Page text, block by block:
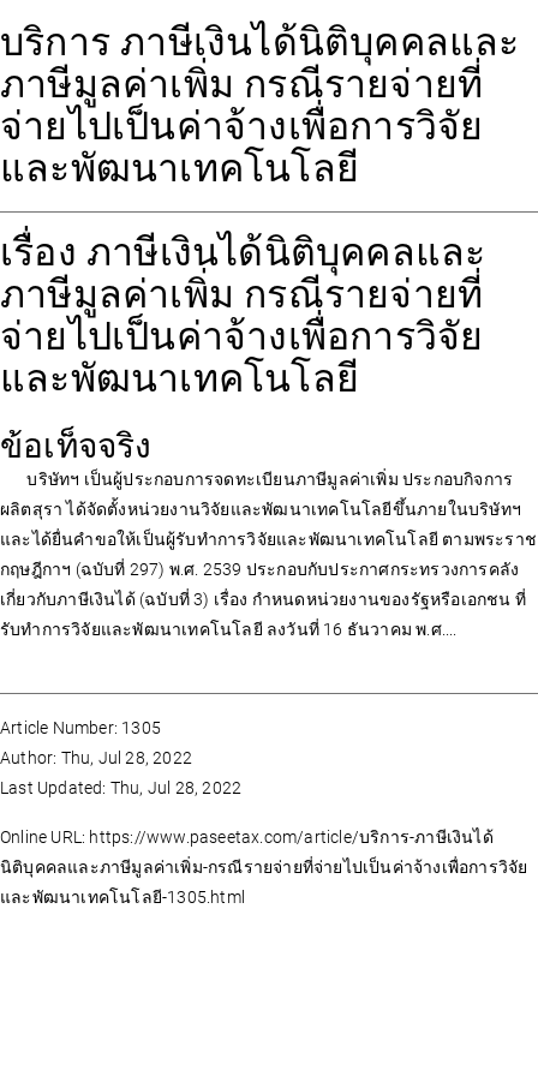
บริการ ภาษีเงินได้นิติบุคคลและ
ภาษีมูลค่าเพิ่ม กรณีรายจ่ายที่
จ่ายไปเป็นค่าจ้างเพื่อการวิจัย
และพัฒนาเทคโนโลยี
เรื่อง ภาษีเงินได้นิติบุคคลและ
ภาษีมูลค่าเพิ่ม กรณีรายจ่ายที่
จ่ายไปเป็นค่าจ้างเพื่อการวิจัย
และพัฒนาเทคโนโลยี
ข้อเท็จจริง
บริษัทฯ เป็นผู้ประกอบการจดทะเบียนภาษีมูลค่าเพิ่ม ประกอบกิจการ
ผลิตสุรา ได้จัดตั้งหน่วยงานวิจัยและพัฒนาเทคโนโลยีขึ้นภายในบริษัทฯ
และได้ยื่นคำขอให้เป็นผู้รับทำการวิจัยและพัฒนาเทคโนโลยี ตามพระราช
กฤษฎีกาฯ (ฉบับที่ 297) พ.ศ. 2539 ประกอบกับประกาศกระทรวงการคลัง
เกี่ยวกับภาษีเงินได้ (ฉบับที่ 3) เรื่อง กำหนดหน่วยงานของรัฐหรือเอกชน ที่
รับทำการวิจัยและพัฒนาเทคโนโลยี ลงวันที่ 16 ธันวาคม พ.ศ....
Article Number: 1305
Author: Thu, Jul 28, 2022
Last Updated: Thu, Jul 28, 2022
Online URL: https://www.paseetax.com/article/บริการ-ภาษีเงินได้
นิติบุคคลและภาษีมูลค่าเพิ่ม-กรณีรายจ่ายที่จ่ายไปเป็นค่าจ้างเพื่อการวิจัย
และพัฒนาเทคโนโลยี-1305.html